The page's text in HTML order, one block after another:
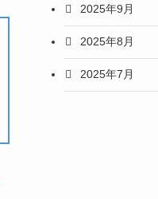
2025年9月
2025年8月
2025年7月